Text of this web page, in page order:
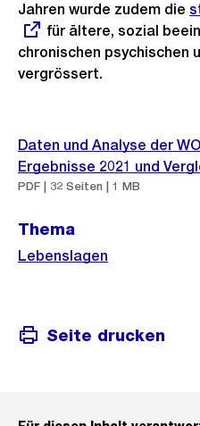
Jahren wurde zudem die
für ältere, sozial
chronischen psychischen
vergrössert.
Weitere
Informationen
Daten und Analyse der
Ergebnisse 2021 und
PDF | 32 Seiten | 1 MB
Thema
Lebenslagen
Seite drucken